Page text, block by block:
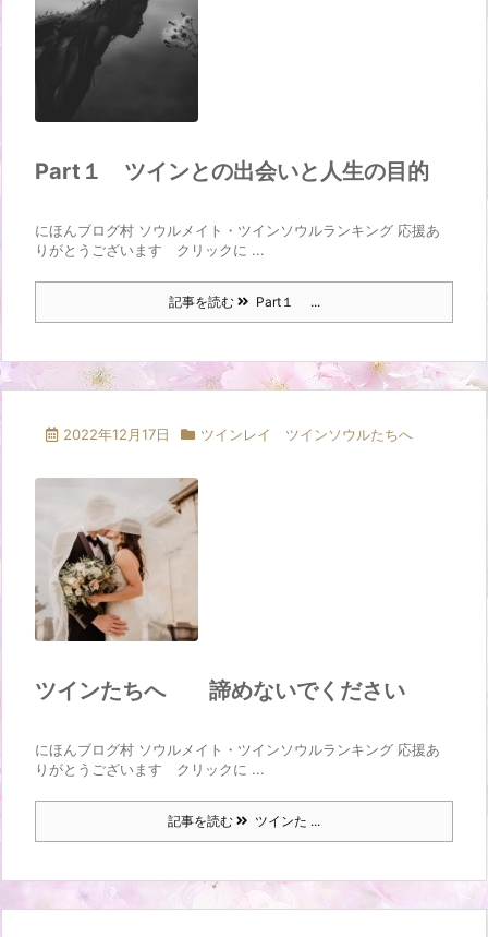
Part１ ツインとの出会いと人生の目的
にほんブログ村 ソウルメイト・ツインソウルランキング 応援あ
りがとうございます クリックに ...
記事を読む Part１ ...
2022年12月17日 ツインレイ ツインソウルたちへ
ツインたちへ 諦めないでください
にほんブログ村 ソウルメイト・ツインソウルランキング 応援あ
りがとうございます クリックに ...
記事を読む ツインた ...